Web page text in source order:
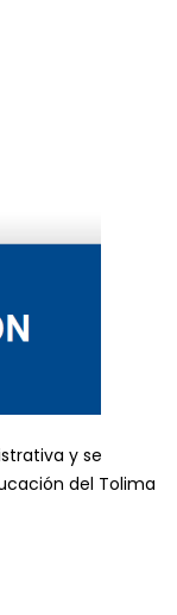
y se
del Tolima